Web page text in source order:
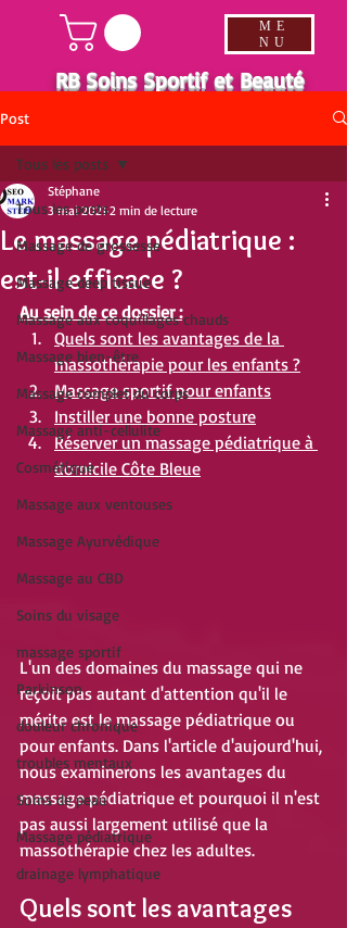
RB Soins Sportif et Beauté
ME
NU
Post
Tous les posts
Massage de grossesse
Massage deep tissue
Massage aux coquillages chauds
Massage bien-être
Massage complet du corps
Massage anti-cellulite
Cosmétique
Massage aux ventouses
Massage Ayurvédique
Massage au CBD
Soins du visage
massage sportif
Parkinson
douleur chronique
troubles mentaux
Soins de peau
Massage pédiatrique
drainage lymphatique
Tous les posts
Le massage pédiatrique :
est-il efficace ?
Stéphane
3 mai 2021 2 min de lecture
Au sein de ce dossier :
Quels sont les avantages de la
massothérapie pour les enfants ?
Massage sportif pour enfants
Instiller une bonne posture
Réserver un massage pédiatrique à
domicile Côte Bleue
L'un des domaines du massage qui ne
reçoit pas autant d'attention qu'il le
mérite est le massage pédiatrique ou
pour enfants. Dans l'article d'aujourd'hui,
nous examinerons les avantages du
massage pédiatrique et pourquoi il n'est
pas aussi largement utilisé que la
massothérapie chez les adultes.
Quels sont les avantages